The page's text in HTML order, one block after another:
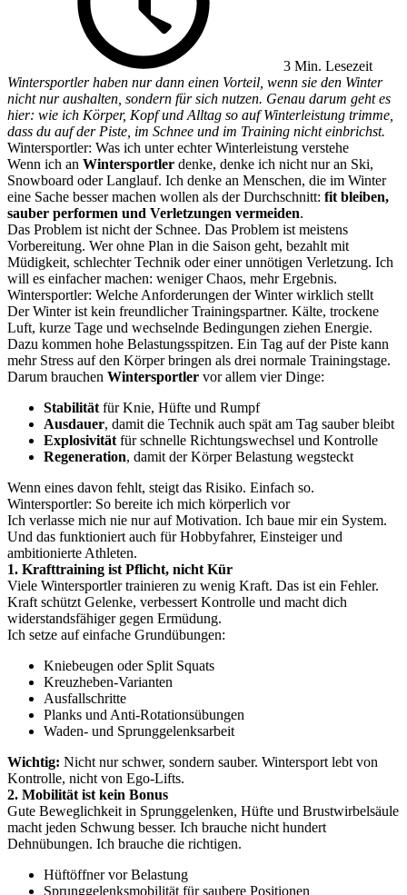
3 Min. Lesezeit
Wintersportler haben nur dann einen Vorteil, wenn sie den Winter
nicht nur aushalten, sondern für sich nutzen. Genau darum geht es
hier: wie ich Körper, Kopf und Alltag so auf Winterleistung trimme,
dass du auf der Piste, im Schnee und im Training nicht einbrichst.
Wintersportler: Was ich unter echter Winterleistung verstehe
Wenn ich an Wintersportler denke, denke ich nicht nur an Ski,
Snowboard oder Langlauf. Ich denke an Menschen, die im Winter
eine Sache besser machen wollen als der Durchschnitt: fit bleiben,
sauber performen und Verletzungen vermeiden.
Das Problem ist nicht der Schnee. Das Problem ist meistens
Vorbereitung. Wer ohne Plan in die Saison geht, bezahlt mit
Müdigkeit, schlechter Technik oder einer unnötigen Verletzung. Ich
will es einfacher machen: weniger Chaos, mehr Ergebnis.
Wintersportler: Welche Anforderungen der Winter wirklich stellt
Der Winter ist kein freundlicher Trainingspartner. Kälte, trockene
Luft, kurze Tage und wechselnde Bedingungen ziehen Energie.
Dazu kommen hohe Belastungsspitzen. Ein Tag auf der Piste kann
mehr Stress auf den Körper bringen als drei normale Trainingstage.
Darum brauchen Wintersportler vor allem vier Dinge:
Stabilität für Knie, Hüfte und Rumpf
Ausdauer, damit die Technik auch spät am Tag sauber bleibt
Explosivität für schnelle Richtungswechsel und Kontrolle
Regeneration, damit der Körper Belastung wegsteckt
Wenn eines davon fehlt, steigt das Risiko. Einfach so.
Wintersportler: So bereite ich mich körperlich vor
Ich verlasse mich nie nur auf Motivation. Ich baue mir ein System.
Und das funktioniert auch für Hobbyfahrer, Einsteiger und
ambitionierte Athleten.
1. Krafttraining ist Pflicht, nicht Kür
Viele Wintersportler trainieren zu wenig Kraft. Das ist ein Fehler.
Kraft schützt Gelenke, verbessert Kontrolle und macht dich
widerstandsfähiger gegen Ermüdung.
Ich setze auf einfache Grundübungen:
Kniebeugen oder Split Squats
Kreuzheben-Varianten
Ausfallschritte
Planks und Anti-Rotationsübungen
Waden- und Sprunggelenksarbeit
Wichtig: Nicht nur schwer, sondern sauber. Wintersport lebt von
Kontrolle, nicht von Ego-Lifts.
2. Mobilität ist kein Bonus
Gute Beweglichkeit in Sprunggelenken, Hüfte und Brustwirbelsäule
macht jeden Schwung besser. Ich brauche nicht hundert
Dehnübungen. Ich brauche die richtigen.
Hüftöffner vor Belastung
Sprunggelenksmobilität für saubere Positionen